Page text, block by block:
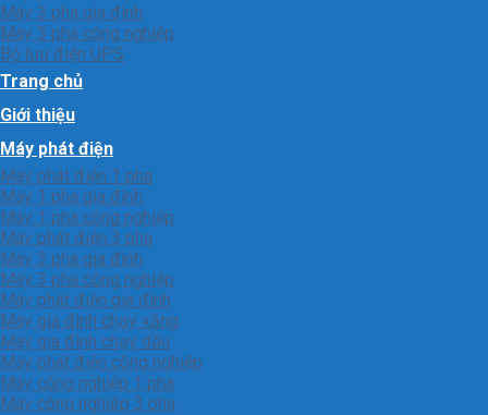
Máy 3 pha gia đình
Máy 3 pha công nghiệp
Bộ lưu điện UPS
Trang chủ
Giới thiệu
Máy phát điện
Máy phát điện 1 pha
Máy 1 pha gia đình
Máy 1 pha công nghiệp
Máy phát điện 3 pha
Máy 3 pha gia đình
Máy 3 pha công nghiệp
Máy phát điện gia đình
Máy gia đình chạy xăng
Máy gia đình chạy dầu
Máy phát điện công nghiệp
Máy công nghiệp 1 pha
Máy công nghiêp 3 pha